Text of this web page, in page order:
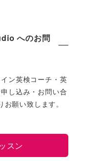
へのお問
ン英検コーチ・英
し込み・お問い合
願い致します。
スン